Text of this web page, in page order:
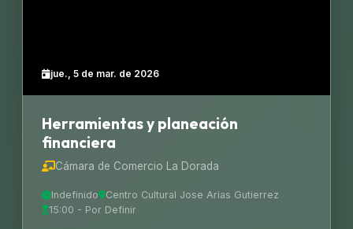
jue., 5 de mar. de 2026
Herramientas y planeación
financiera
Cámara de Comercio La Dorada
Indefinido
Centro Cultural Jose Arias Gutierrez
15:00 - Por Definir